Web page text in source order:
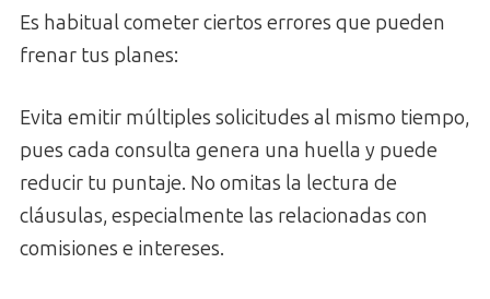
Es habitual cometer ciertos errores que pueden
frenar tus planes:
Evita emitir múltiples solicitudes al mismo tiempo,
pues cada consulta genera una huella y puede
reducir tu puntaje. No omitas la lectura de
cláusulas, especialmente las relacionadas con
comisiones e intereses.